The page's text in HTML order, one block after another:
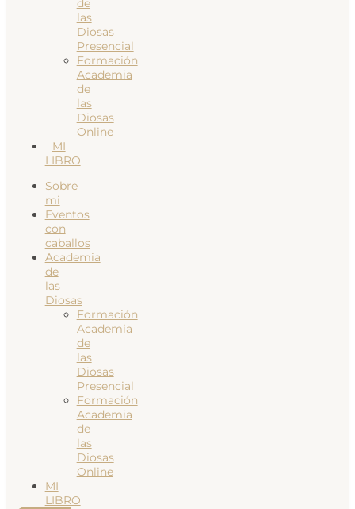
de
las
Diosas
Presencial
Formación
Academia
de
las
Diosas
Online
MI
LIBRO
Sobre
mi
Eventos
con
caballos
Academia
de
las
Diosas
Formación
Academia
de
las
Diosas
Presencial
Formación
Academia
de
las
Diosas
Online
MI
LIBRO